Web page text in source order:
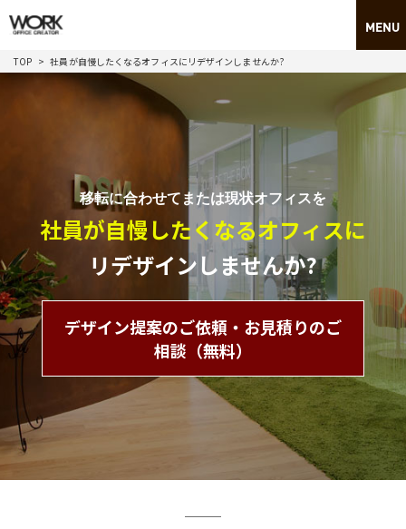
TOP 社員が自慢したくなるオフィスにリデザインしませんか?
移転に合わせてまたは現状オフィスを
社員が自慢したくなるオフィスに
リデザインしませんか?
デザイン提案のご依頼・お見積りのご
相談（無料）